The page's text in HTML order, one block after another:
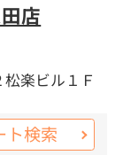
店
楽ビル１Ｆ
ト検索